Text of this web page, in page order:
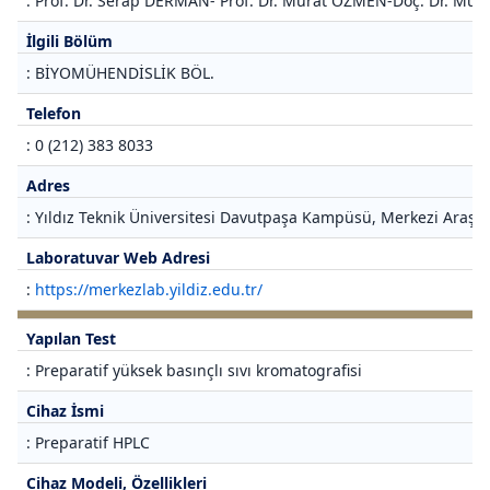
İlgili Bölüm
: BİYOMÜHENDİSLİK BÖL.
Telefon
: 0 (212) 383 8033
Adres
: Yıldız Teknik Üniversitesi Davutpaşa Kampüsü, Merkezi
Laboratuvar Web Adresi
: https://merkezlab.yildiz.edu.tr/
Yapılan Test
: Preparatif yüksek basınçlı sıvı kromatografisi
Cihaz İsmi
: Preparatif HPLC
Cihaz Modeli, Özellikleri